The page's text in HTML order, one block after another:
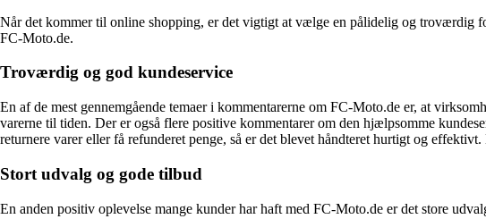
Når det kommer til online shopping, er det vigtigt at vælge en pålidelig og troværdig
FC-Moto.de.
Troværdig og god kundeservice
En af de mest gennemgående temaer i kommentarerne om FC-Moto.de er, at
varerne til tiden. Der er også flere positive kommentarer om den hjælpsomme
returnere varer eller få refunderet penge, så er det blevet håndteret hurtigt og
Stort udvalg og gode tilbud
En anden positiv oplevelse mange kunder har haft med FC-Moto.de er det store